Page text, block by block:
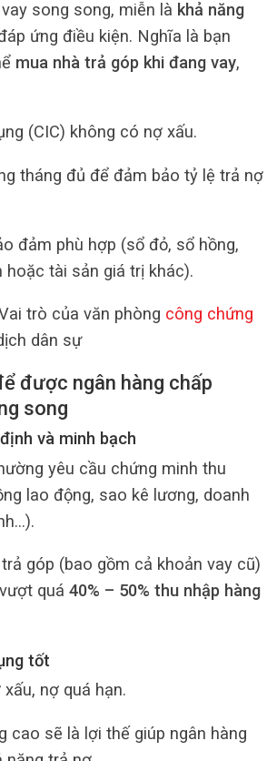
song song, miễn là khả năng
ứng điều kiện. Nghĩa là bạn
mua nhà trả góp khi đang vay,
(CIC) không có nợ xấu.
tháng đủ để đảm bảo tỷ lệ trả nợ
đảm phù hợp (sổ đỏ, sổ hồng,
hoặc tài sản giá trị khác).
trò của văn phòng công chứng
dân sự
được ngân hàng chấp
song
và minh bạch
yêu cầu chứng minh thu
lao động, sao kê lương, doanh
góp (bao gồm cả khoản vay cũ)
quá 40% – 50% thu nhập hàng
tốt
nợ quá hạn.
cao sẽ là lợi thế giúp ngân hàng